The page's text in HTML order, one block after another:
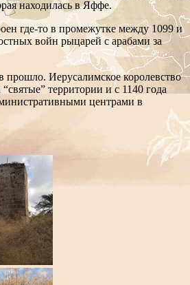
находилась в Яффе.
где-то в промежутке между 1099 и
войн рыцарей с арабами за
прошло. Иерусалимское королевство
территории и с 1140 года
центрами в